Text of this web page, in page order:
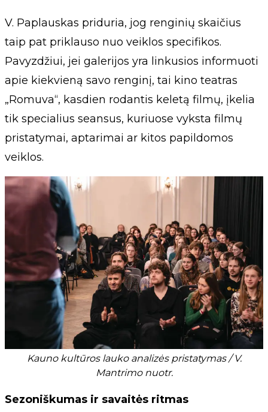
V. Paplauskas priduria, jog renginių skaičius
taip pat priklauso nuo veiklos specifikos.
Pavyzdžiui, jei galerijos yra linkusios informuoti
apie kiekvieną savo renginį, tai kino teatras
„Romuva“, kasdien rodantis keletą filmų, įkelia
tik specialius seansus, kuriuose vyksta filmų
pristatymai, aptarimai ar kitos papildomos
veiklos.
Kauno kultūros lauko analizės pristatymas / V.
Mantrimo nuotr.
Sezoniškumas ir savaitės ritmas